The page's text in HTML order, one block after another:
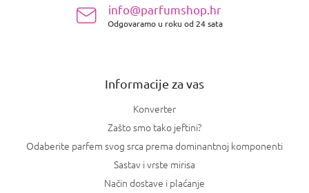
info@parfumshop.hr
Odgovaramo u roku od 24 sata
Informacije za vas
Konverter
Zašto smo tako jeftini?
Odaberite parfem svog srca prema dominantnoj komponenti
Sastav i vrste mirisa
Način dostave i plaćanje